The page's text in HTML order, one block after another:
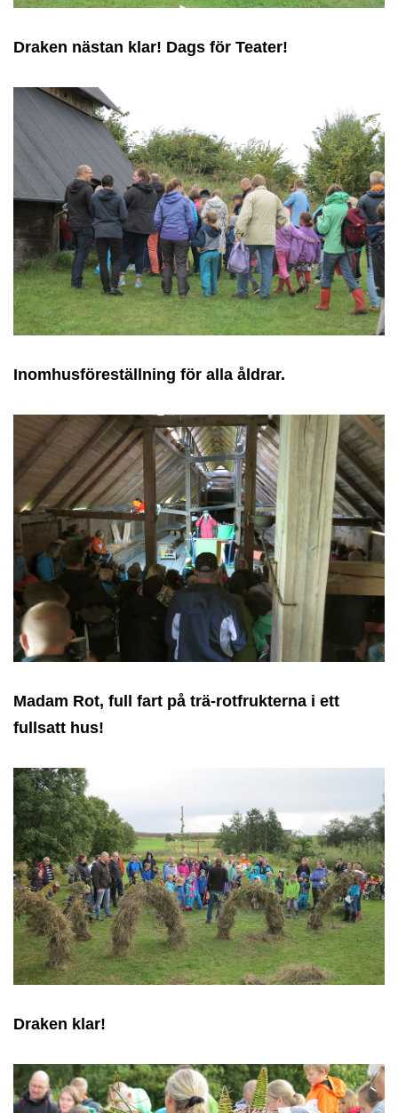
Draken nästan klar! Dags för Teater!
Inomhusföreställning för alla åldrar.
Madam Rot, full fart på trä-rotfrukterna i ett
fullsatt hus!
Draken klar!